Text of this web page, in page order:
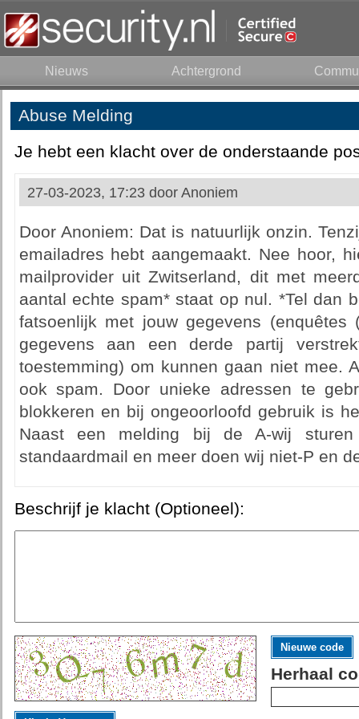
Nieuws Achtergrond
Abuse Melding
Je hebt een klacht over de onderstaande
27-03-2023, 17:23 door Anoniem
Door Anoniem: Dat is natuurlijk onzin.
emailadres hebt aangemaakt. Nee hoor,
mailprovider uit Zwitserland, dit met
aantal echte spam* staat op nul. *Tel dan
fatsoenlijk met jouw gegevens (enquêtes
gegevens aan een derde partij
toestemming) om kunnen gaan niet mee.
ook spam. Door unieke adressen te
blokkeren en bij ongeoorloofd gebruik is
Naast een melding bij de A-wij
standaardmail en meer doen wij niet-P en
Beschrijf je klacht (Optioneel):
Nieuwe code
Herhaal